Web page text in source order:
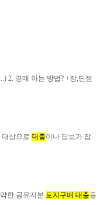
2. 경매 하는 방법? +장,단점
대상으로 대출이나 담보가 잡
한 공유지분 토지구매 대출을